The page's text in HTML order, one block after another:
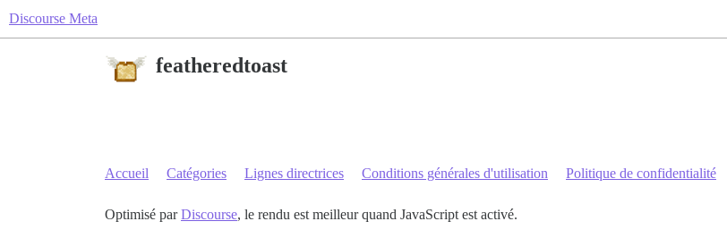
Discourse Meta
featheredtoast
Accueil Catégories Lignes directrices Conditions générales d'utilisation Politique de confidentialité
Optimisé parDiscourse, le rendu est meilleur quand JavaScript est activé.